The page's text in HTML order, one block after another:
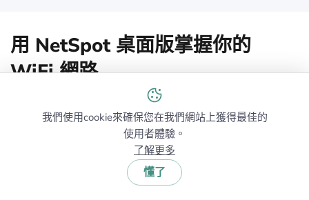
用 NetSpot 桌面版掌握你的
WiFi 網路
iOS 上最好的 WiFi 映射應用程式極大地簡化了創建
WiFi 熱點圖和在移動中分析網路性能的過程。然而，當
您需要對 WiFi 網路進行更深入和詳細的分析時，桌面版
WiFi 熱點圖應用程式，如 NetSpot 的 Windows 和
macOS 版本，則更為出色。
我們使用cookie來確保您在我們網站上獲得最佳的
使用者體驗。
了解更多
懂了